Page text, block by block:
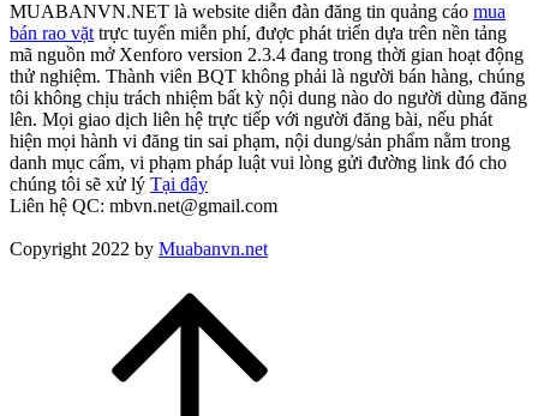
MUABANVN.NET là website diễn đàn đăng tin quảng cáo mua
bán rao vặt trực tuyến miễn phí, được phát triển dựa trên nền tảng
mã nguồn mở Xenforo version 2.3.4 đang trong thời gian hoạt động
thử nghiệm. Thành viên BQT không phải là người bán hàng, chúng
tôi không chịu trách nhiệm bất kỳ nội dung nào do người dùng đăng
lên. Mọi giao dịch liên hệ trực tiếp với người đăng bài, nếu phát
hiện mọi hành vi đăng tin sai phạm, nội dung/sản phẩm nằm trong
danh mục cấm, vi phạm pháp luật vui lòng gửi đường link đó cho
chúng tôi sẽ xử lý Tại đây
Liên hệ QC: mbvn.net@gmail.com
Copyright 2022 by Muabanvn.net